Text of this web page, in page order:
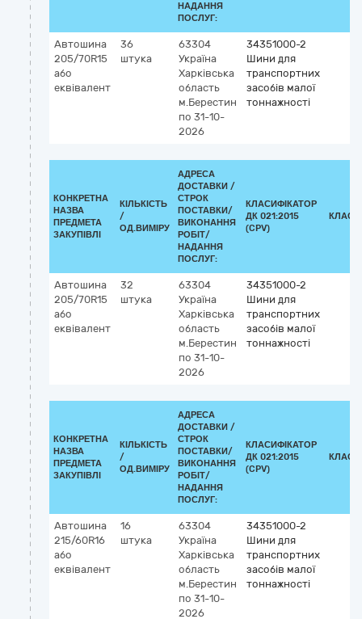
НАДАННЯ
ПОСЛУГ:
Автошина
205/70R15
або
еквівалент
36
штука
63304
Україна
Харківська
область
м.Берестин
по 31-10-
2026
34351000-2
Шини для
транспортних
засобів малої
тоннажності
КОНКРЕТНА
НАЗВА
ПРЕДМЕТА
ЗАКУПІВЛІ
КІЛЬКІСТЬ
/
ОД.ВИМІРУ
АДРЕСА
ДОСТАВКИ /
СТРОК
ПОСТАВКИ/
ВИКОНАННЯ
РОБІТ/
НАДАННЯ
ПОСЛУГ:
КЛАСИФІКАТОР
ДК 021:2015
(CPV)
Автошина
205/70R15
або
еквівалент
32
штука
63304
Україна
Харківська
область
м.Берестин
по 31-10-
2026
34351000-2
Шини для
транспортних
засобів малої
тоннажності
КОНКРЕТНА
НАЗВА
ПРЕДМЕТА
ЗАКУПІВЛІ
КІЛЬКІСТЬ
/
ОД.ВИМІРУ
АДРЕСА
ДОСТАВКИ /
СТРОК
ПОСТАВКИ/
ВИКОНАННЯ
РОБІТ/
НАДАННЯ
ПОСЛУГ:
КЛАСИФІКАТОР
ДК 021:2015
(CPV)
Автошина
215/60R16
або
еквівалент
16
штука
63304
Україна
Харківська
область
м.Берестин
по 31-10-
2026
34351000-2
Шини для
транспортних
засобів малої
тоннажності